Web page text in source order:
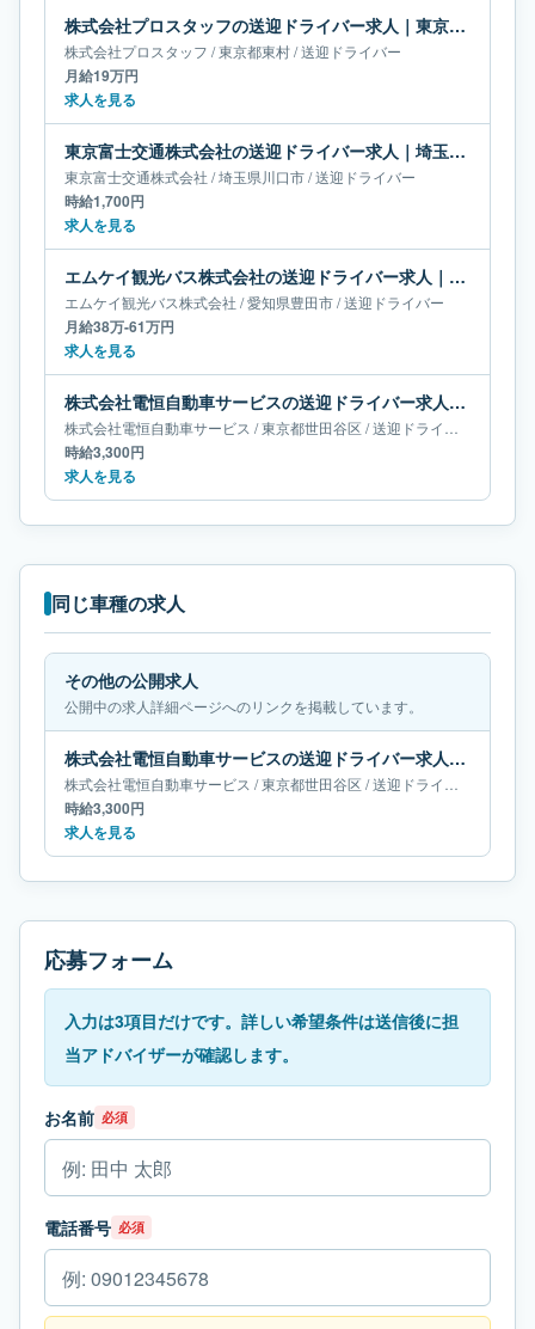
株式会社プロスタッフの送迎ドライバー求人｜東京都東村｜月給19万円
株式会社プロスタッフ /東京都東村/送迎ドライバー
月給19万円
求人を見る
東京富士交通株式会社の送迎ドライバー求人｜埼玉県川口市
東京富士交通株式会社 /埼玉県川口市/送迎ドライバー
時給1,700円
求人を見る
エムケイ観光バス株式会社の送迎ドライバー求人｜愛知県豊田市｜月給38万-61万円
エムケイ観光バス株式会社 /愛知県豊田市/送迎ドライバー
月給38万-61万円
求人を見る
株式会社電恒自動車サービスの送迎ドライバー求人｜東京都世田谷区
株式会社電恒自動車サービス /東京都世田谷区 /送迎ドライバー
時給3,300円
求人を見る
同じ車種の求人
その他の公開求人
公開中の求人詳細ページへのリンクを掲載しています。
株式会社電恒自動車サービスの送迎ドライバー求人｜東京都世田谷区
株式会社電恒自動車サービス /東京都世田谷区 /送迎ドライバー
時給3,300円
求人を見る
応募フォーム
入力は3項目だけです。詳しい希望条件は送信後に担
当アドバイザーが確認します。
お名前 必須
電話番号 必須